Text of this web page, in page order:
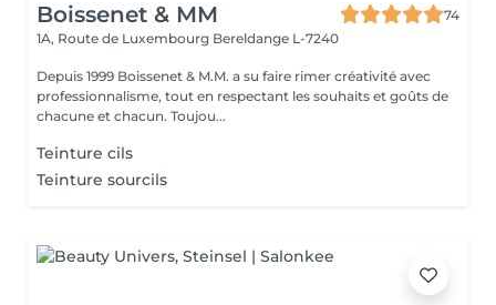
Boissenet & MM
74
1A, Route de Luxembourg Bereldange L-7240
Depuis 1999 Boissenet & M.M. a su faire rimer créativité avec
professionnalisme, tout en respectant les souhaits et goûts de
chacune et chacun. Toujou...
Teinture cils
Teinture sourcils